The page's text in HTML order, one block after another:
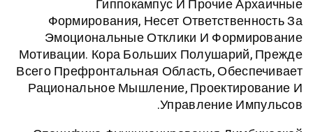
Гиппокампус И Прочие
Формирования, Несет
Эмоциональные Отклики И
Мотивации. Кора Больших
Всего Префронтальная Область,
Рациональное Мышление,
Управление